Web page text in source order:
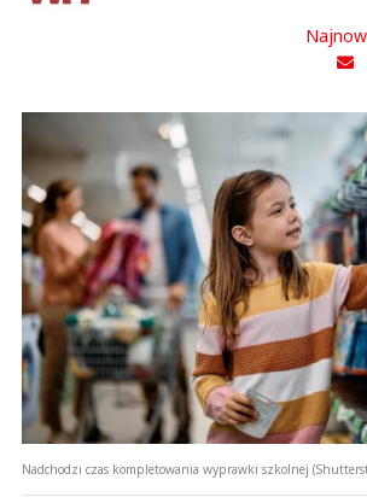
Nadchodzi czas kompletowania wyprawki szkolnej